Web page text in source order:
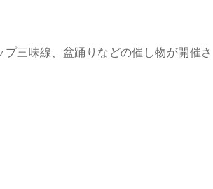
三味線、盆踊りなどの催し物が開催さ